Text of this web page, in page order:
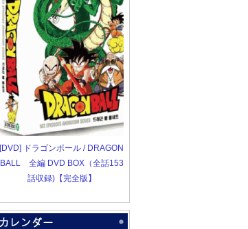
[DVD] ドラゴンボール / DRAGON
BALL 全編 DVD BOX（全話153
話収録)【完全版】